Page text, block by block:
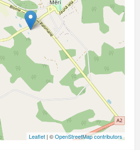
Leaflet | ©OpenStreetMap contributors